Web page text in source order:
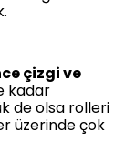
çizgi ve
kadar
de olsa rolleri
üzerinde çok